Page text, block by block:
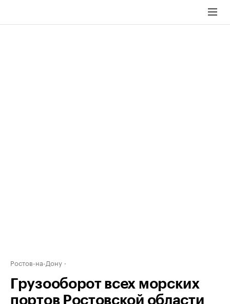
Ростов-на-Дону
Грузооборот всех морских
портов Ростовской области